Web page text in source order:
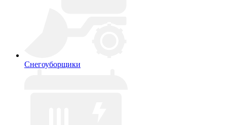
Снегоуборщики